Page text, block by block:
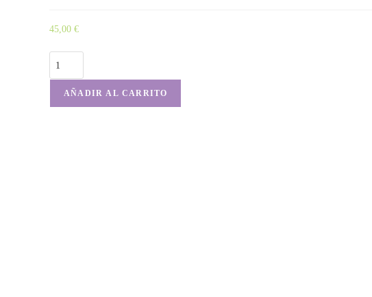
45,00 €
AÑADIR AL CARRITO